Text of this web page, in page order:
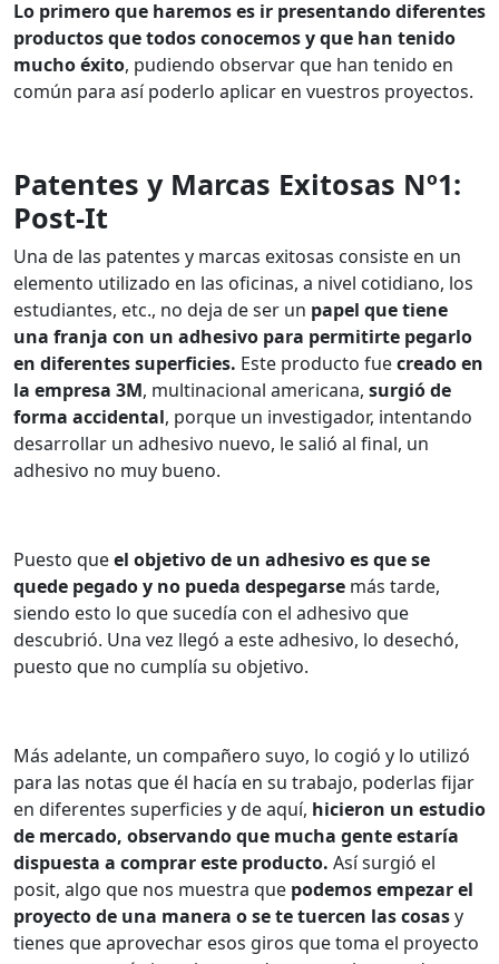
Lo primero que haremos es ir presentando diferentes
productos que todos conocemos y que han tenido
mucho éxito, pudiendo observar que han tenido en
común para así poderlo aplicar en vuestros proyectos.
Patentes y Marcas Exitosas Nº1:
Post-It
Una de las patentes y marcas exitosas consiste en un
elemento utilizado en las oficinas, a nivel cotidiano, los
estudiantes, etc., no deja de ser un papel que tiene
una franja con un adhesivo para permitirte pegarlo
en diferentes superficies. Este producto fuecreado en
la empresa 3M, multinacional americana, surgió de
forma accidental, porque un investigador, intentando
desarrollar un adhesivo nuevo, le salió al final, un
adhesivo no muy bueno.
Puesto queel objetivo de un adhesivo es que se
quede pegado y no pueda despegarse más tarde,
siendo esto lo que sucedía con el adhesivo que
descubrió. Una vez llegó a este adhesivo, lo desechó,
puesto que no cumplía su objetivo.
Más adelante, un compañero suyo, lo cogió y lo utilizó
para las notas que él hacía en su trabajo, poderlas fijar
en diferentes superficies y de aquí, hicieron un estudio
de mercado, observando que mucha gente estaría
dispuesta a comprar este producto. Así surgió el
posit, algo que nos muestra que podemos empezar el
proyecto de una manera o se te tuercen las cosasy
tienes que aprovechar esos giros que toma el proyecto